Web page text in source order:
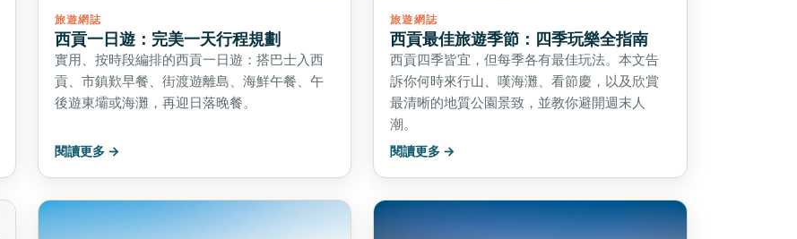
旅遊網誌
西貢一日遊：完美一天行程規劃
實用、按時段編排的西貢一日遊：搭巴士入西
貢、市鎮歎早餐、街渡遊離島、海鮮午餐、午
後遊東壩或海灘，再迎日落晚餐。
閱讀更多 →
旅遊網誌
西貢最佳旅遊季節：四季玩樂全指南
西貢四季皆宜，但每季各有最佳玩法。本文告
訴你何時來行山、嘆海灘、看節慶，以及欣賞
最清晰的地質公園景致，並教你避開週末人
潮。
閱讀更多 →